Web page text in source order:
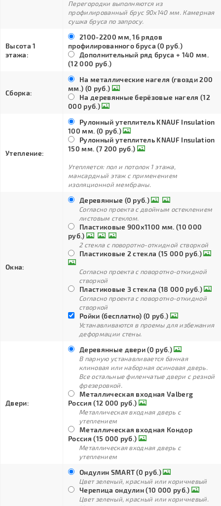
Перегородки выполняются из
профилированный брус 90х140 мм. Камерная
сушка бруса по запросу.
Высота 1
этажа:
2100-2200 мм, 16 рядов
профилированного бруса (0 руб.)
Дополнительный ряд бруса + 140 мм.
(12 000 руб.)
Сборка:
На металлические нагеля (гвозди 200
мм.) (0 руб.)
На деревянные берёзовые нагеля (12
000 руб.)
Утепление:
Рулонный утеплитель KNAUF Insulation
100 мм. (0 руб.)
Рулонный утеплитель KNAUF Insulation
150 мм. (7 200 руб.)
Утепляется: пол и потолок 1 этажа,
мансардный этаж с применением
изоляционной мембраны.
Окна:
Деревянные (0 руб.)
Согласно проекта с двойным остеклением
листовым стеклом.
Пластиковые 900х1100 мм. (10 000
руб.)
2 стекла с поворотно-откидной створкой
Пластиковые 2 стекла (15 000 руб.)
Согласно проекта с поворотно-откидной
створкой
Пластиковые 3 стекла (18 000 руб.)
Согласно проекта с поворотно-откидной
створкой
Ройки (бесплатно) (0 руб.)
Устанавливаются в проемы для избежания
деформации стены.
Двери:
Деревянные двери (0 руб.)
В парную устанавливается банная
клиновая или наборная осиновая дверь.
Все остальные филенчатые двери с резной
фрезеровкой.
Металлическая входная Valberg
Россия (12 000 руб.)
Металлическая входная дверь с
утеплением
Металлическая входная Кондор
Россия (15 000 руб.)
Металлическая входная дверь с
утеплением
Ондулин SMART (0 руб.)
Цвет зеленый, красный или коричневый
Черепица ондулин (10 000 руб.)
Цвет зеленый, красный или коричневый.